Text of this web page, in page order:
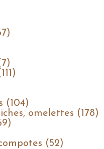
(104)
omelettes (178)
(52)